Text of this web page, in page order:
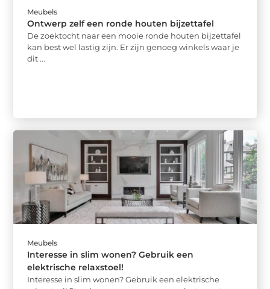
Meubels
Ontwerp zelf een ronde houten bijzettafel
De zoektocht naar een mooie ronde houten bijzettafel
kan best wel lastig zijn. Er zijn genoeg winkels waar je
dit ...
Meubels
Interesse in slim wonen? Gebruik een
elektrische relaxstoel!
Interesse in slim wonen? Gebruik een elektrische